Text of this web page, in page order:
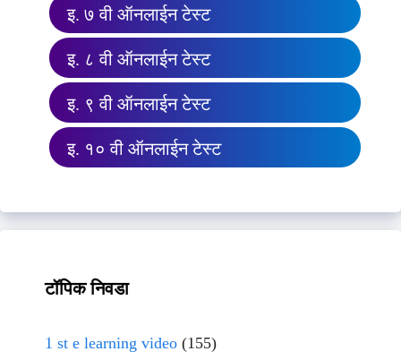
इ. ७ वी ऑनलाईन टेस्ट
इ. ८ वी ऑनलाईन टेस्ट
इ. ९ वी ऑनलाईन टेस्ट
इ. १० वी ऑनलाईन टेस्ट
टॉपिक निवडा
1 st e learning video (155)